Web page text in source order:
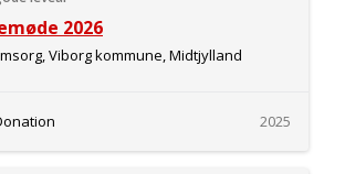
2026
Viborg kommune, Midtjylland
2025